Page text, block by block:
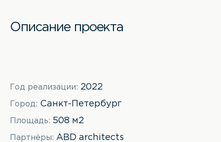
Описание проекта
Год реализации: 2022
Город: Санкт-Петербург
Площадь: 508 м2
Партнёры: ABD architects